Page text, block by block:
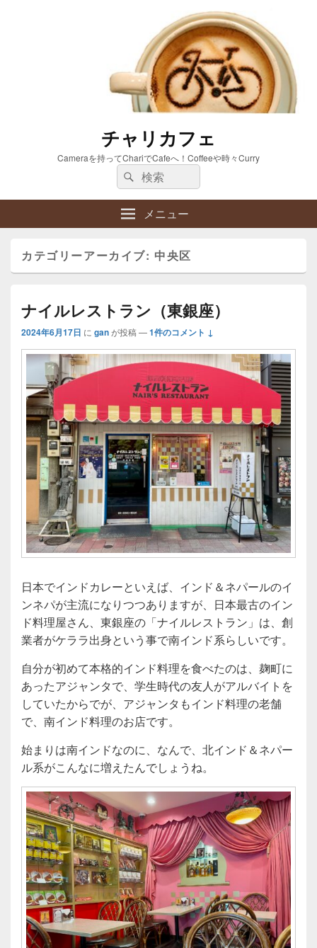
チャリカフェ
Cameraを持ってChariでCafeへ！Coffeeや時々Curry
検
索:
検
索
メニュー
カテゴリーアーカイブ: 中央区
ナイルレストラン（東銀座）
2024年6月17日 に ganが投稿 —1件のコメント ↓
日本でインドカレーといえば、インド＆ネパールのイ
ンネパが主流になりつつありますが、日本最古のイン
ド料理屋さん、東銀座の「ナイルレストラン」は、創
業者がケララ出身という事で南インド系らしいです。
自分が初めて本格的インド料理を食べたのは、麹町に
あったアジャンタで、学生時代の友人がアルバイトを
していたからでが、アジャンタもインド料理の老舗
で、南インド料理のお店です。
始まりは南インドなのに、なんで、北インド＆ネパー
ル系がこんなに増えたんでしょうね。